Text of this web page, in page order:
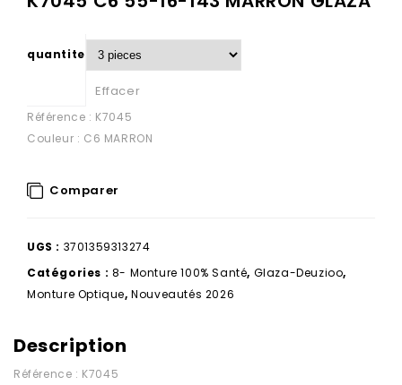
quantite
Effacer
Référence : K7045
Couleur : C6 MARRON
Comparer
UGS : 3701359313274
Catégories : 8- Monture 100% Santé, Glaza-Deuzioo,
Monture Optique,Nouveautés 2026
Description
Référence : K7045